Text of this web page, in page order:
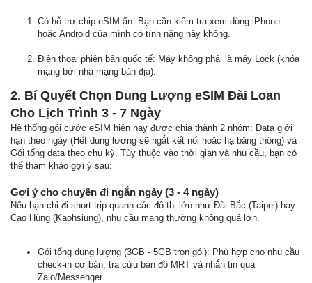
Có hỗ trợ chip eSIM ẩn: Bạn cần kiểm tra xem dòng iPhone
hoặc Android của mình có tính năng này không.
Điện thoại phiên bản quốc tế: Máy không phải là máy Lock (khóa
mạng bởi nhà mạng bản địa).
2. Bí Quyết Chọn Dung Lượng eSIM Đài Loan
Cho Lịch Trình 3 - 7 Ngày
Hệ thống gói cước eSIM hiện nay được chia thành 2 nhóm: Data giới
hạn theo ngày (Hết dung lượng sẽ ngắt kết nối hoặc hạ băng thông) và
Gói tổng data theo chu kỳ. Tùy thuộc vào thời gian và nhu cầu, bạn có
thể tham khảo gợi ý sau:
Gợi ý cho chuyến đi ngắn ngày (3 - 4 ngày)
Nếu bạn chỉ đi short-trip quanh các đô thị lớn như Đài Bắc (Taipei) hay
Cao Hùng (Kaohsiung), nhu cầu mạng thường không quá lớn.
Gói tổng dung lượng (3GB - 5GB trọn gói): Phù hợp cho nhu cầu
check-in cơ bản, tra cứu bản đồ MRT và nhắn tin qua
Zalo/Messenger.